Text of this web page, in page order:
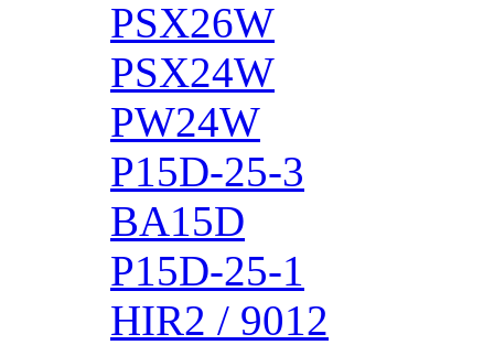
PSX26W
PSX24W
PW24W
P15D-25-3
BA15D
P15D-25-1
HIR2 / 9012